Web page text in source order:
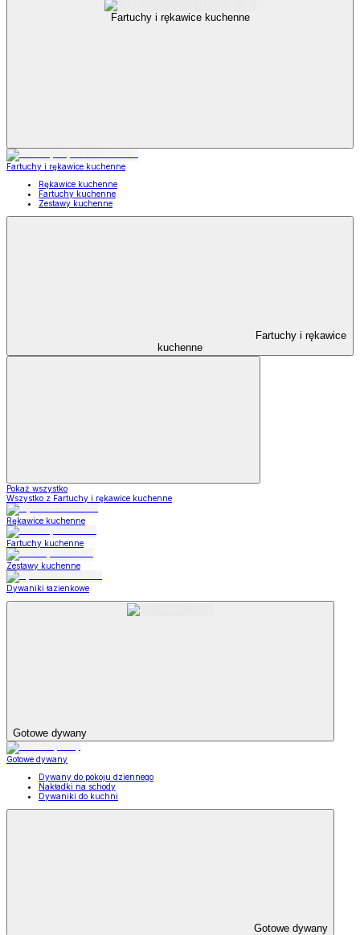
Fartuchy i rękawice kuchenne
Fartuchy i rękawice kuchenne
Rękawice kuchenne
Fartuchy kuchenne
Zestawy kuchenne
Fartuchy i rękawice
kuchenne
Pokaż wszystko
Wszystko z Fartuchy i rękawice kuchenne
Rękawice kuchenne
Fartuchy kuchenne
Zestawy kuchenne
Dywaniki łazienkowe
Gotowe dywany
Gotowe dywany
Dywany do pokoju dziennego
Nakładki na schody
Dywaniki do kuchni
Gotowe dywany